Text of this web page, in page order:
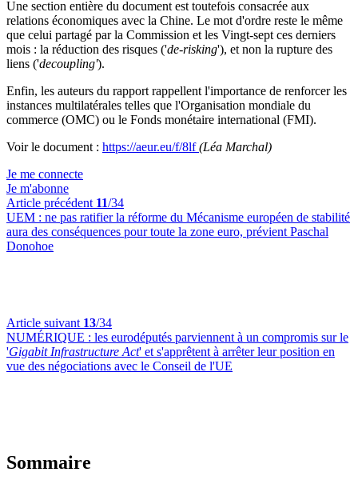
Une section entière du document est toutefois consacrée aux
relations économiques avec la Chine. Le mot d'ordre reste le même
que celui partagé par la Commission et les Vingt-sept ces derniers
mois : la réduction des risques ('de-risking'), et non la rupture des
liens ('decoupling').
Enfin, les auteurs du rapport rappellent l'importance de renforcer les
instances multilatérales telles que l'Organisation mondiale du
commerce (OMC) ou le Fonds monétaire international (FMI).
Voir le document : https://aeur.eu/f/8lf(Léa Marchal)
Je me connecte
Je m'abonne
Article précédent 11/34
UEM : ne pas ratifier la réforme du Mécanisme européen de stabilité
aura des conséquences pour toute la zone euro, prévient Paschal
Donohoe
Article suivant 13/34
NUMÉRIQUE : les eurodéputés parviennent à un compromis sur le
'Gigabit Infrastructure Act' et s'apprêtent à arrêter leur position en
vue des négociations avec le Conseil de l'UE
Sommaire